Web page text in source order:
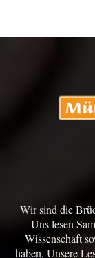
Wir sind die
Uns lesen
Wissenschaft
haben. Unsere